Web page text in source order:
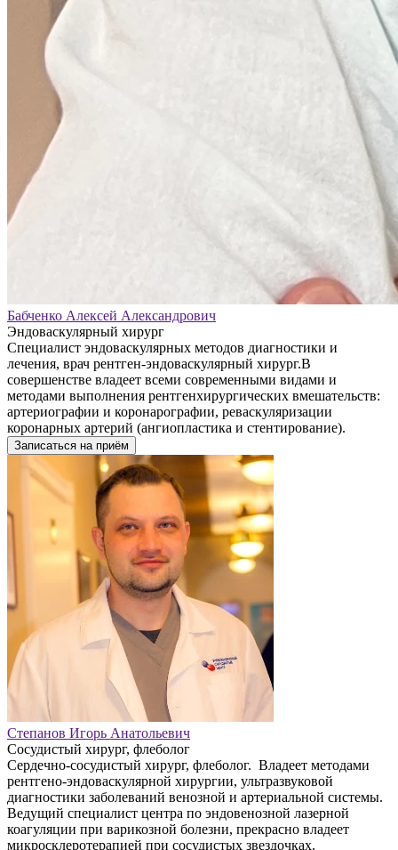
Бабченко Алексей Александрович
Эндоваскулярный хирург
Специалист эндоваскулярных методов диагностики и
лечения, врач рентген-эндоваскулярный хирург.В
совершенстве владеет всеми современными видами и
методами выполнения рентгенхирургических вмешательств:
артериографии и коронарографии, реваскуляризации
коронарных артерий (ангиопластика и стентирование).
Записаться на приём
Степанов Игорь Анатольевич
Сосудистый хирург, флеболог
Сердечно-сосудистый хирург, флеболог. Владеет методами
рентгено-эндоваскулярной хирургии, ультразвуковой
диагностики заболеваний венозной и артериальной системы.
Ведущий специалист центра по эндовенозной лазерной
коагуляции при варикозной болезни, прекрасно владеет
микросклеротерапией при сосудистых звездочках,